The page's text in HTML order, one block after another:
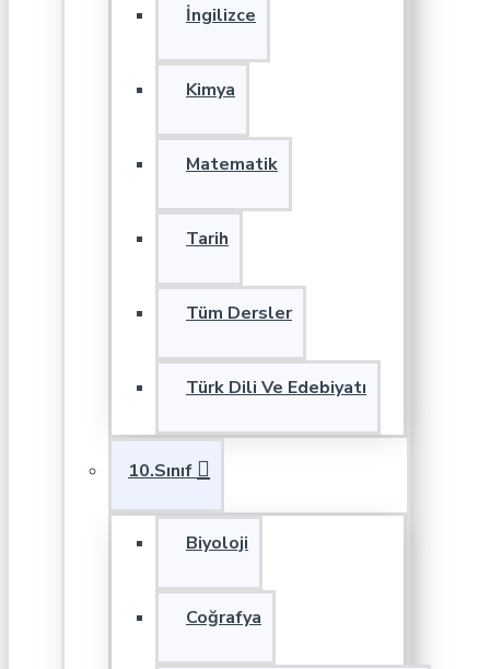
İngilizce
Kimya
Matematik
Tarih
Tüm Dersler
Türk Dili Ve Edebiyatı
10.Sınıf
Biyoloji
Coğrafya